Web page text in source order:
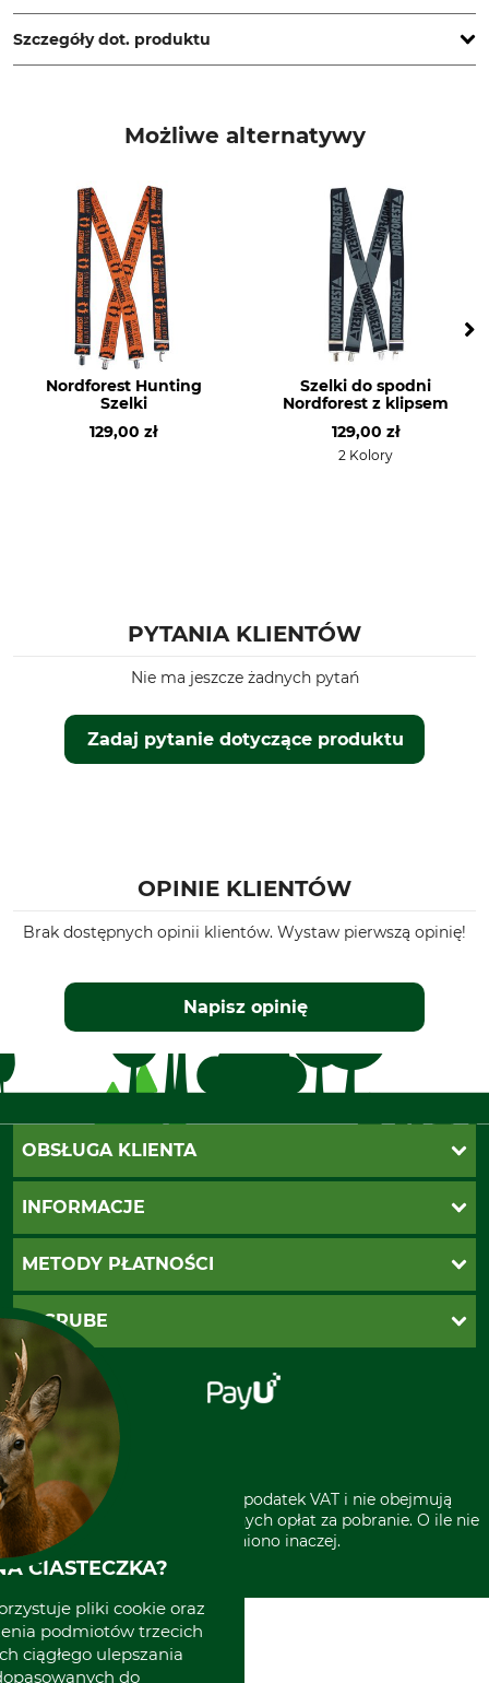
www.grube.de
Szczegóły dot. produktu
Stretch Klett 3-Fach
Możliwe alternatywy
Nordforest Hunting
Szelki
129,00 zł
Szelki do spodni
Nordforest z klipsem
129,00 zł
2 Kolory
PYTANIA KLIENTÓW
Zadaj pytanie dotyczące produktu
Nie ma jeszcze żadnych pytań
OPINIE KLIENTÓW
Brak dostępnych opinii klientów. Wystaw pierwszą opinię!
Napisz opinię
OBSŁUGA KLIENTA
Katalogi Grube
Ustawienia plików cookie
INFORMACJE
Koszty dostawy
Reklamacje
Regulamin sklepu
Klauzula RODO
Odstąpienie od zamówienia
METODY PŁATNOŚCI
PayU
Za pobraniem (z dopłatą)
Polecenie zapłaty SEPA
O GRUBE
Sklep stacjonarny
Kontakt
Grube w Europie
* Wszystkie ceny zawierają podatek VAT i nie obejmują
kosztów wysyłki lub ewentualnych opłat za pobranie. O ile nie
wyszczególniono inaczej.
CIASTECZKA?
pliki cookie oraz
podmiotów trzecich
ciągłego ulepszania
do